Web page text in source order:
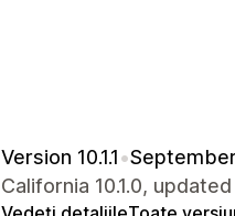
Version 10.1.1•
California 10.1.0,